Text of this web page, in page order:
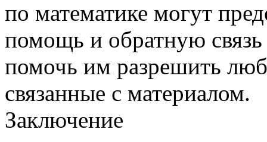
по математике могут
помощь и обратную связь
помочь им разрешить
связанные с материалом.
Заключение